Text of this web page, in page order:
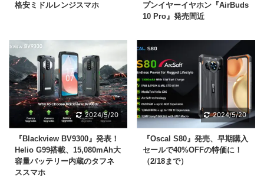
格安ミドルレンジスマホ
プンイヤーイヤホン『AirBuds
10 Pro』発売間近
2024/5/20
『Blackview BV9300』発表！
Helio G99搭載、15,080mAh大
容量バッテリー内蔵のタフネ
ススマホ
2024/5/20
『Oscal S80』発売、早期購入
セールで40%OFFの特価に！
（2/18まで）